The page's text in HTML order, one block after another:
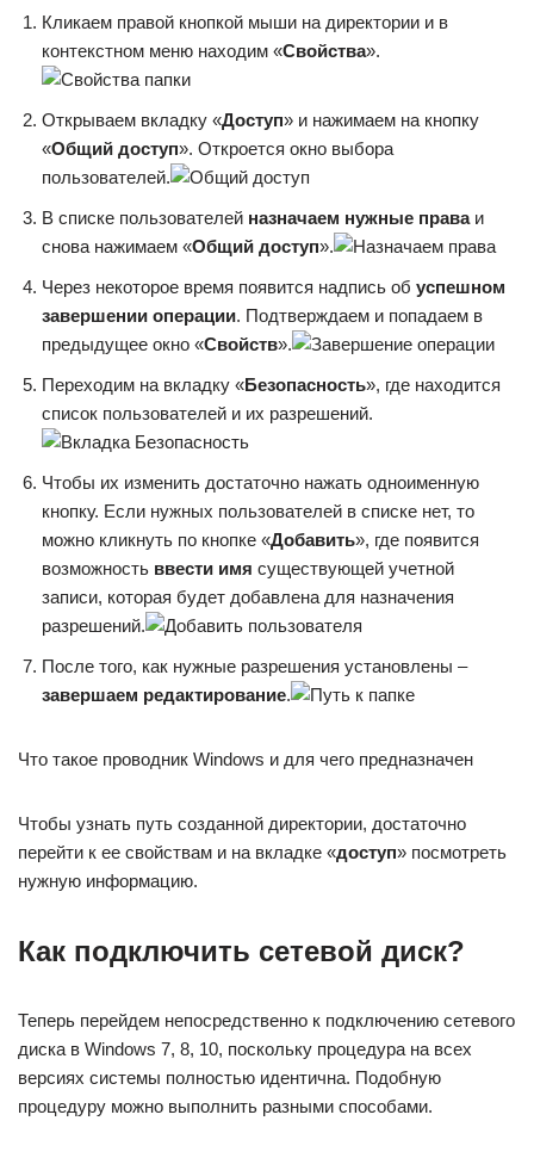
Кликаем правой кнопкой мыши на директории и в
контекстном меню находим «Свойства».
Открываем вкладку «Доступ» и нажимаем на кнопку
«Общий доступ». Откроется окно выбора
пользователей.
В списке пользователей назначаем нужные праваи
снова нажимаем «Общий доступ».
Через некоторое время появится надпись об успешном
завершении операции. Подтверждаем и попадаем в
предыдущее окно «Свойств».
Переходим на вкладку «Безопасность», где находится
список пользователей и их разрешений.
Чтобы их изменить достаточно нажать одноименную
кнопку. Если нужных пользователей в списке нет, то
можно кликнуть по кнопке «Добавить», где появится
возможность ввести имя существующей учетной
записи, которая будет добавлена для назначения
разрешений.
После того, как нужные разрешения установлены –
завершаем редактирование.
Что такое проводник Windows и для чего предназначен
Чтобы узнать путь созданной директории, достаточно
перейти к ее свойствам и на вкладке «доступ» посмотреть
нужную информацию.
Как подключить сетевой диск?
Теперь перейдем непосредственно к подключению сетевого
диска в Windows 7, 8, 10, поскольку процедура на всех
версиях системы полностью идентична. Подобную
процедуру можно выполнить разными способами.